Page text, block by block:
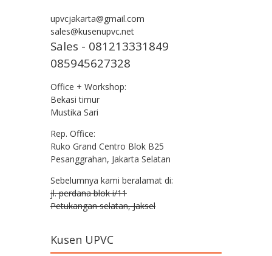
upvcjakarta@gmail.com
sales@kusenupvc.net
Sales - 081213331849
085945627328
Office + Workshop:
Bekasi timur
Mustika Sari
Rep. Office:
Ruko Grand Centro Blok B25
Pesanggrahan, Jakarta Selatan
Sebelumnya kami beralamat di:
jl. perdana blok i/11
Petukangan selatan, Jaksel
Kusen UPVC